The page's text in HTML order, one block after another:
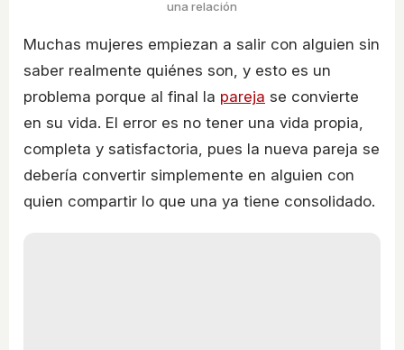
una relación
Muchas mujeres empiezan a salir con alguien sin
saber realmente quiénes son, y esto es un
problema porque al final la pareja se convierte
en su vida. El error es no tener una vida propia,
completa y satisfactoria, pues la nueva pareja se
debería convertir simplemente en alguien con
quien compartir lo que una ya tiene consolidado.